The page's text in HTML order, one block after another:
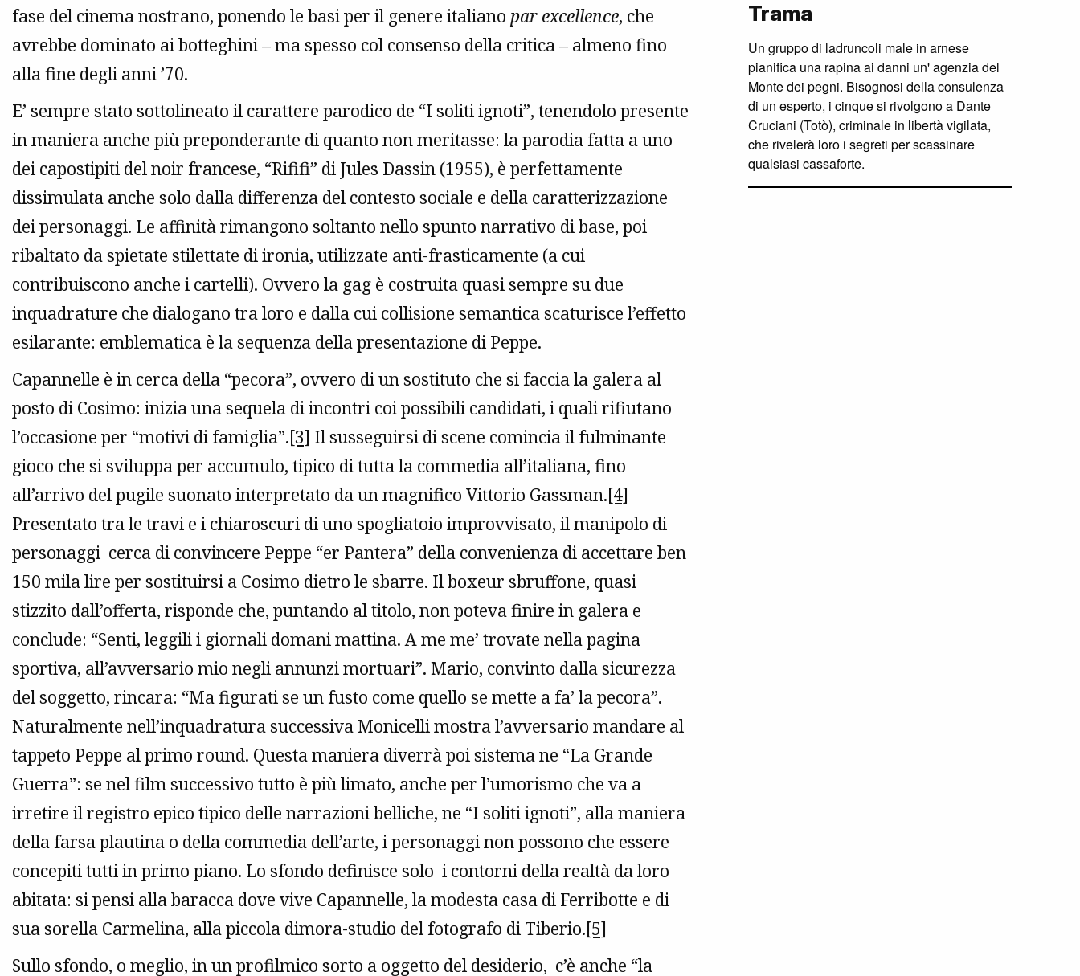
fase del cinema nostrano, ponendo le basi per il genere italiano par excellence, che
avrebbe dominato ai botteghini – ma spesso col consenso della critica – almeno fino
alla fine degli anni ’70.
E’ sempre stato sottolineato il carattere parodico de “I soliti ignoti”, tenendolo presente
in maniera anche più preponderante di quanto non meritasse: la parodia fatta a uno
dei capostipiti del noir francese, “Rififi” di Jules Dassin (1955), è perfettamente
dissimulata anche solo dalla differenza del contesto sociale e della caratterizzazione
dei personaggi. Le affinità rimangono soltanto nello spunto narrativo di base, poi
ribaltato da spietate stilettate di ironia, utilizzate anti-frasticamente (a cui
contribuiscono anche i cartelli). Ovvero la gag è costruita quasi sempre su due
inquadrature che dialogano tra loro e dalla cui collisione semantica scaturisce l’effetto
esilarante: emblematica è la sequenza della presentazione di Peppe.
Capannelle è in cerca della “pecora”, ovvero di un sostituto che si faccia la galera al
posto di Cosimo: inizia una sequela di incontri coi possibili candidati, i quali rifiutano
l’occasione per “motivi di famiglia”.[3] Il susseguirsi di scene comincia il fulminante
gioco che si sviluppa per accumulo, tipico di tutta la commedia all’italiana, fino
all’arrivo del pugile suonato interpretato da un magnifico Vittorio Gassman.[4]
Presentato tra le travi e i chiaroscuri di uno spogliatoio improvvisato, il manipolo di
personaggi cerca di convincere Peppe “er Pantera” della convenienza di accettare ben
150 mila lire per sostituirsi a Cosimo dietro le sbarre. Il boxeur sbruffone, quasi
stizzito dall’offerta, risponde che, puntando al titolo, non poteva finire in galera e
conclude: “Senti, leggili i giornali domani mattina. A me me’ trovate nella pagina
sportiva, all’avversario mio negli annunzi mortuari”. Mario, convinto dalla sicurezza
del soggetto, rincara: “Ma figurati se un fusto come quello se mette a fa’ la pecora”.
Naturalmente nell’inquadratura successiva Monicelli mostra l’avversario mandare al
tappeto Peppe al primo round. Questa maniera diverrà poi sistema ne “La Grande
Guerra”: se nel film successivo tutto è più limato, anche per l’umorismo che va a
irretire il registro epico tipico delle narrazioni belliche, ne “I soliti ignoti”, alla maniera
della farsa plautina o della commedia dell’arte, i personaggi non possono che essere
concepiti tutti in primo piano. Lo sfondo definisce solo i contorni della realtà da loro
abitata: si pensi alla baracca dove vive Capannelle, la modesta casa di Ferribotte e di
sua sorella Carmelina, alla piccola dimora-studio del fotografo di Tiberio.[5]
Sullo sfondo, o meglio, in un profilmico sorto a oggetto del desiderio, c’è anche “la
Trama
Un gruppo di ladruncoli male in arnese
pianifica una rapina ai danni un' agenzia del
Monte dei pegni. Bisognosi della consulenza
di un esperto, i cinque si rivolgono a Dante
Cruciani (Totò), criminale in libertà vigilata,
che rivelerà loro i segreti per scassinare
qualsiasi cassaforte.